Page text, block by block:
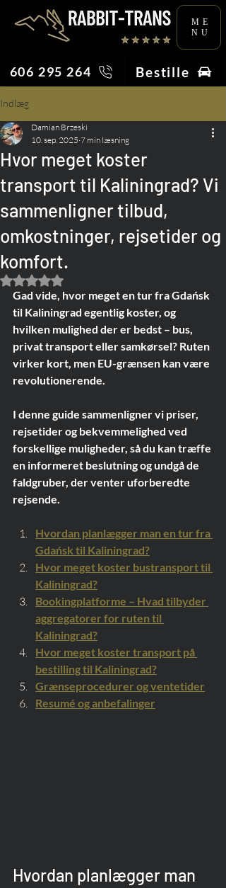
ME
NU
606 295 264 Bestille
Indlæg
Hvor meget koster
transport til Kaliningrad? Vi
sammenligner tilbud,
omkostninger, rejsetider og
komfort.
Damian Brzeski
10. sep. 2025 7 min læsning
Bedømt til NaN ud af 5 stjerner.
Gad vide, hvor meget en tur fra Gdańsk
til Kaliningrad egentlig koster, og
hvilken mulighed der er bedst – bus,
privat transport eller samkørsel? Ruten
virker kort, men EU-grænsen kan være
revolutionerende.
I denne guide sammenligner vi priser,
rejsetider og bekvemmelighed ved
forskellige muligheder, så du kan træffe
en informeret beslutning og undgå de
faldgruber, der venter uforberedte
rejsende.
Hvordan planlægger man en tur fra
Gdańsk til Kaliningrad?
Hvor meget koster bustransport til
Kaliningrad?
Bookingplatforme – Hvad tilbyder
aggregatorer for ruten til
Kaliningrad?
Hvor meget koster transport på
bestilling til Kaliningrad?
Grænseprocedurer og ventetider
Resumé og anbefalinger
Hvordan planlægger man